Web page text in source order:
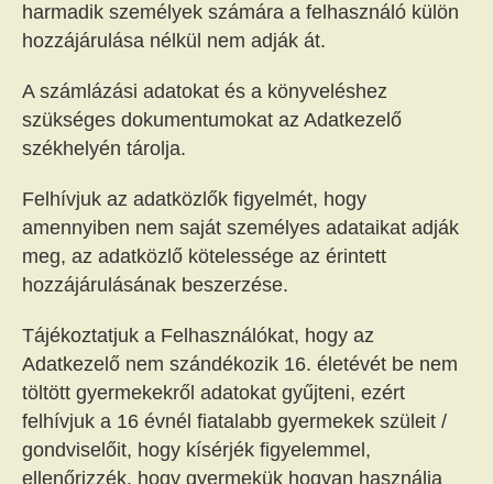
harmadik személyek számára a felhasználó külön
hozzájárulása nélkül nem adják át.
A számlázási adatokat és a könyveléshez
szükséges dokumentumokat az Adatkezelő
székhelyén tárolja.
Felhívjuk az adatközlők figyelmét, hogy
amennyiben nem saját személyes adataikat adják
meg, az adatközlő kötelessége az érintett
hozzájárulásának beszerzése.
Tájékoztatjuk a Felhasználókat, hogy az
Adatkezelő nem szándékozik 16. életévét be nem
töltött gyermekekről adatokat gyűjteni, ezért
felhívjuk a 16 évnél fiatalabb gyermekek szüleit /
gondviselőit, hogy kísérjék figyelemmel,
ellenőrizzék, hogy gyermekük hogyan használja